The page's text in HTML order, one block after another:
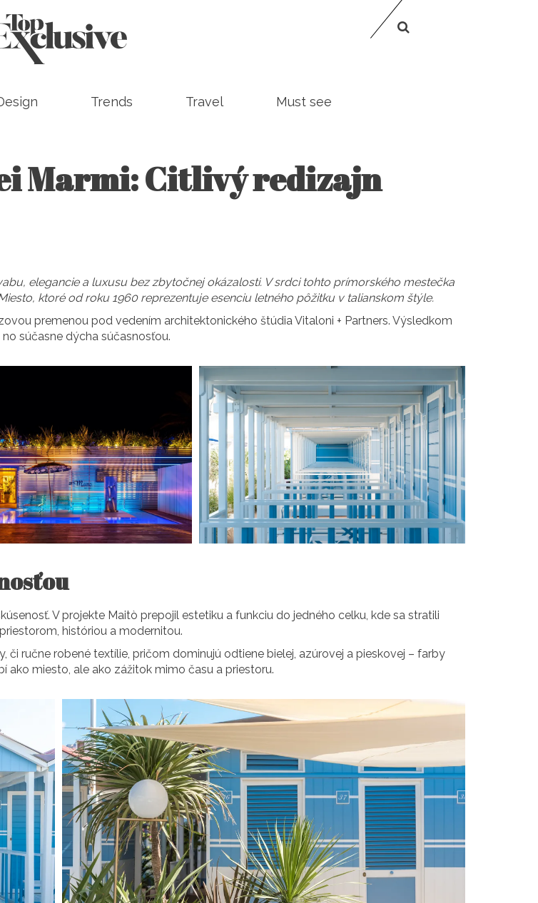
Trends Travel Must see
Marmi: Citlivý redizajn
elegancie a luxusu bez zbytočnej okázalosti. V srdci tohto prímorského mestečka
ktoré od roku 1960 reprezentuje esenciu letného pôžitku v talianskom štýle.
premenou pod vedením architektonického štúdia Vitaloni + Partners. Výsledkom
súčasne dýcha súčasnosťou.
V projekte Maitò prepojil estetiku a funkciu do jedného celku, kde sa stratili
históriou a modernitou.
ručne robené textílie, pričom dominujú odtiene bielej, azúrovej a pieskovej – farby
ako miesto, ale ako zážitok mimo času a priestoru.